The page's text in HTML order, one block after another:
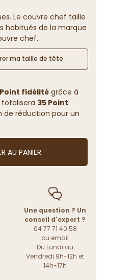
Le couvre chef taille
habitués de la marque
chef.
ma taille de tête
fidélitégrâce à
35 Point
réduction pour un
AU PANIER
Une question ? Un
conseil d'expert ?
04 77 71 40 58
ou email
Du Lundi au
Vendredi 9h-12h et
14h-17h